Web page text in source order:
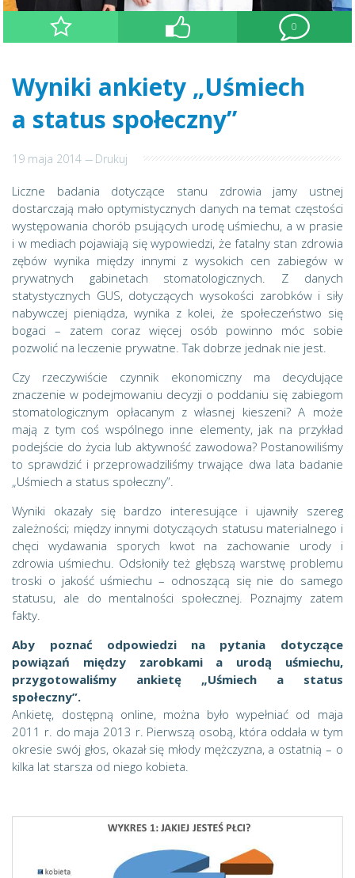
0
Wyniki ankiety „Uśmiech
a status społeczny”
19 maja 2014--- Drukuj
Liczne badania dotyczące stanu zdrowia jamy ustnej
dostarczają mało optymistycznych danych na temat częstości
występowania chorób psujących urodę uśmiechu, a w prasie
i w mediach pojawiają się wypowiedzi, że fatalny stan zdrowia
zębów wynika między innymi z wysokich cen zabiegów w
prywatnych gabinetach stomatologicznych. Z danych
statystycznych GUS, dotyczących wysokości zarobków i siły
nabywczej pieniądza, wynika z kolei, że społeczeństwo się
bogaci – zatem coraz więcej osób powinno móc sobie
pozwolić na leczenie prywatne. Tak dobrze jednak nie jest.
Czy rzeczywiście czynnik ekonomiczny ma decydujące
znaczenie w podejmowaniu decyzji o poddaniu się zabiegom
stomatologicznym opłacanym z własnej kieszeni? A może
mają z tym coś wspólnego inne elementy, jak na przykład
podejście do życia lub aktywność zawodowa? Postanowiliśmy
to sprawdzić i przeprowadziliśmy trwające dwa lata badanie
„Uśmiech a status społeczny”.
Wyniki okazały się bardzo interesujące i ujawniły szereg
zależności; między innymi dotyczących statusu materialnego i
chęci wydawania sporych kwot na zachowanie urody i
zdrowia uśmiechu. Odsłoniły też głębszą warstwę problemu
troski o jakość uśmiechu – odnoszącą się nie do samego
statusu, ale do mentalności społecznej. Poznajmy zatem
fakty.
Aby poznać odpowiedzi na pytania dotyczące
powiązań między zarobkami a urodą uśmiechu,
przygotowaliśmy ankietę „Uśmiech a status
społeczny”.
Ankietę, dostępną online, można było wypełniać od maja
2011 r. do maja 2013 r. Pierwszą osobą, która oddała w tym
okresie swój głos, okazał się młody mężczyzna, a ostatnią – o
kilka lat starsza od niego kobieta.